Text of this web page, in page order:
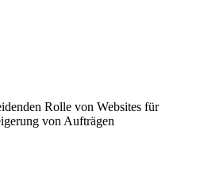
Rolle von Websites für
von Aufträgen